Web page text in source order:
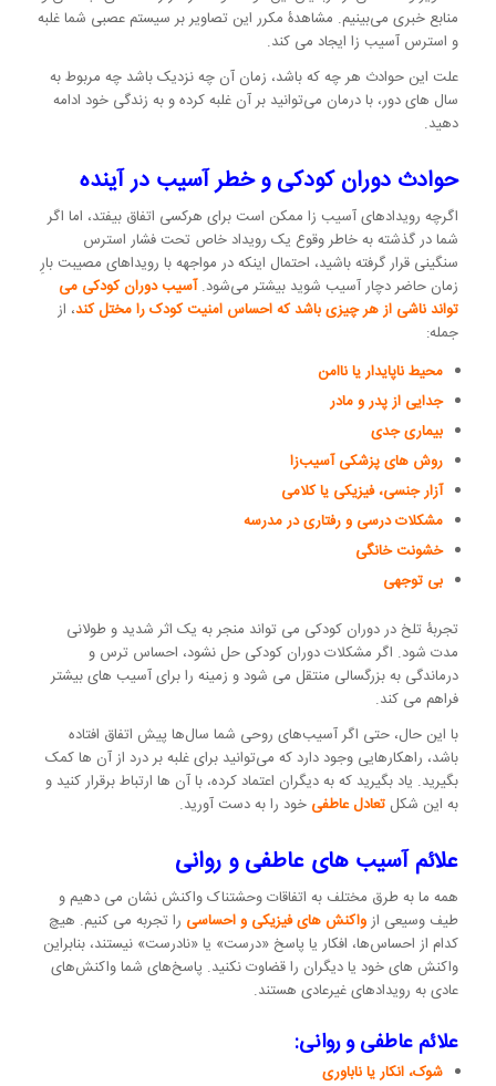
منابع خبری می‌بینیم. مشاهدۀ مکرر این تصاویر بر سیستم عصبی شما غلبه
و استرس آسیب زا ایجاد می کند.
علت این حوادث هر چه که باشد، زمان آن چه نزدیک باشد چه مربوط به
سال های دور، با درمان می‌توانید بر آن غلبه کرده و به زندگی خود ادامه
دهید.
حوادث دوران کودکی و خطر آسیب در آینده
اگرچه رویدادهای آسیب زا ممکن است برای هرکسی اتفاق بیفتد، اما اگر
شما در گذشته به خاطر وقوع یک رویداد خاص تحت فشار استرس
سنگینی قرار گرفته باشید، احتمال اینکه در مواجهه با رویداهای مصیبت ‌بارِ
زمان حاضر دچار آسیب شوید بیشتر می‌شود.آسیب دوران کودکی می
تواند ناشی از هر چیزی باشد که احساس امنیت کودک را مختل کند، از
جمله:
محیط ناپایدار یا ناامن
جدایی از پدر و مادر
بیماری جدی
روش های پزشکی آسیب‌زا
آزار جنسی، فیزیکی یا کلامی
مشکلات درسی و رفتاری در مدرسه
خشونت خانگی
بی توجهی
تجربۀ تلخ در دوران کودکی می تواند منجر به یک اثر شدید و طولانی
مدت شود. اگر مشکلات دوران کودکی حل نشود، احساس ترس و
درماندگی به بزرگسالی منتقل می شود و زمینه را برای آسیب های بیشتر
فراهم می کند.
با این حال، حتی اگر آسیب‌های روحی شما سال‌ها پیش اتفاق افتاده
باشد، راهکارهایی وجود دارد که می‌توانید برای غلبه بر درد از آن ها کمک
بگیرید. یاد بگیرید که به دیگران اعتماد کرده، با آن ها ارتباط برقرار کنید و
به این شکل تعادل عاطفی خود را به دست آورید.
علائم آسیب های عاطفی و روانی
همه ما به طرق مختلف به اتفاقات وحشتناک واکنش نشان می دهیم و
طیف وسیعی ازواکنش های فیزیکی و احساسی را تجربه می کنیم. هیچ
کدام از احساس‌ها، افکار یا پاسخ‌ «درست» یا «نادرست» نیستند، بنابراین
واکنش های خود یا دیگران را قضاوت نکنید. پاسخ‌های شما واکنش‌های
عادی به رویدادهای غیرعادی هستند.
علائم عاطفی و روانی:
شوک، انکار یا ناباوری